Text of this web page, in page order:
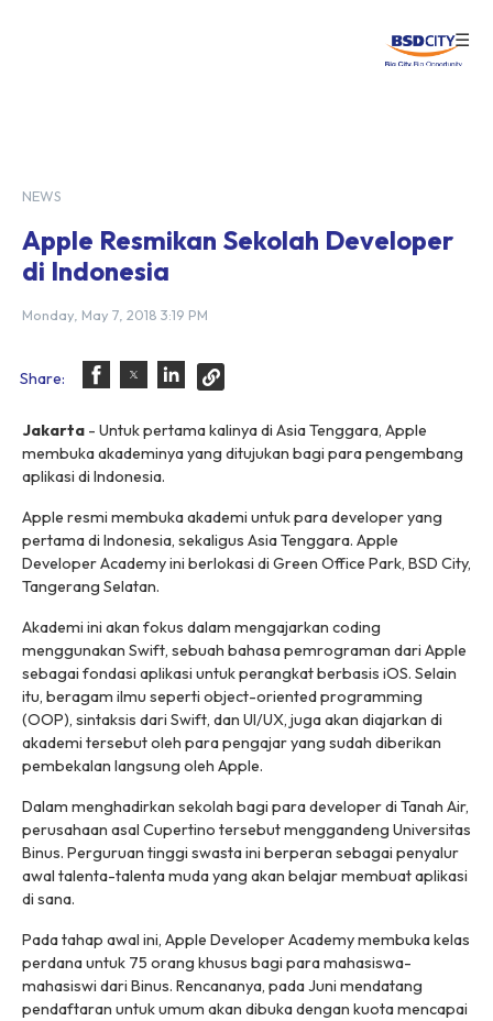
☰
NEWS
Apple Resmikan Sekolah Developer
di Indonesia
Monday, May 7, 2018 3:19 PM
Share:
Jakarta - Untuk pertama kalinya di Asia Tenggara, Apple
membuka akademinya yang ditujukan bagi para pengembang
aplikasi di Indonesia.
Apple resmi membuka akademi untuk para developer yang
pertama di Indonesia, sekaligus Asia Tenggara. Apple
Developer Academy ini berlokasi di Green Office Park, BSD City,
Tangerang Selatan.
Akademi ini akan fokus dalam mengajarkan coding
menggunakan Swift, sebuah bahasa pemrograman dari Apple
sebagai fondasi aplikasi untuk perangkat berbasis iOS. Selain
itu, beragam ilmu seperti object-oriented programming
(OOP), sintaksis dari Swift, dan UI/UX, juga akan diajarkan di
akademi tersebut oleh para pengajar yang sudah diberikan
pembekalan langsung oleh Apple.
Dalam menghadirkan sekolah bagi para developer di Tanah Air,
perusahaan asal Cupertino tersebut menggandeng Universitas
Binus. Perguruan tinggi swasta ini berperan sebagai penyalur
awal talenta-talenta muda yang akan belajar membuat aplikasi
di sana.
Pada tahap awal ini, Apple Developer Academy membuka kelas
perdana untuk 75 orang khusus bagi para mahasiswa-
mahasiswi dari Binus. Rencananya, pada Juni mendatang
pendaftaran untuk umum akan dibuka dengan kuota mencapai